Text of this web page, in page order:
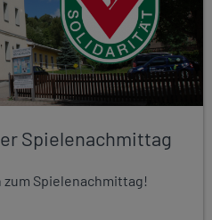
Spielenachmittag
Spielenachmittag!